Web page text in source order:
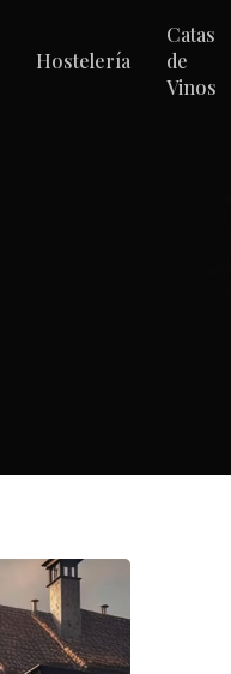
Hostelería
Catas
de
Vinos